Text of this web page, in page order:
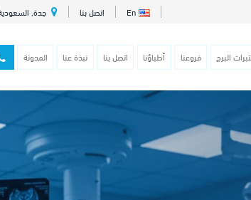
En اتصل بنا جدة,
البرج فروعنا أطباؤنا اتصل بنا نبذة عنا المدونة